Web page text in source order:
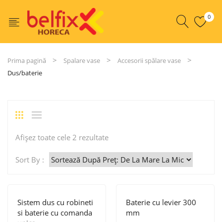
0
Prima pagină Spalare vase
Accesorii spălare vase
Dus/baterie
Afișez toate cele 2 rezultateSortat
după
preț:
Sort By :
Sistem dus cu robineti
si baterie cu comanda
Baterie cu levier 300
mm